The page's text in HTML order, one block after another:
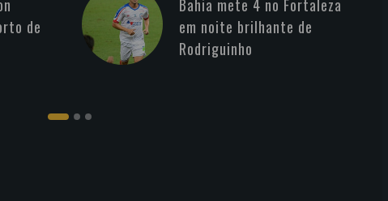
de
Bahia mete 4 no Fortaleza
em noite brilhante de
Rodriguinho